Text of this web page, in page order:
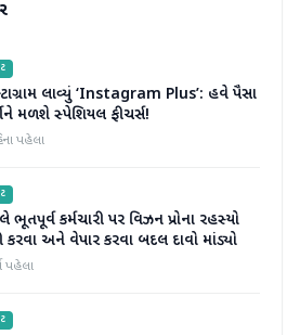
લાવ્યું ‘Instagram Plus’: હવે પૈસા
મળશે સ્પેશિયલ ફીચર્સ!
પહેલા
ભૂતપૂર્વ કર્મચારી પર વિઝન પ્રોના રહસ્યો
કરવા અને વેપાર કરવા બદલ દાવો માંડ્યો
પહેલા